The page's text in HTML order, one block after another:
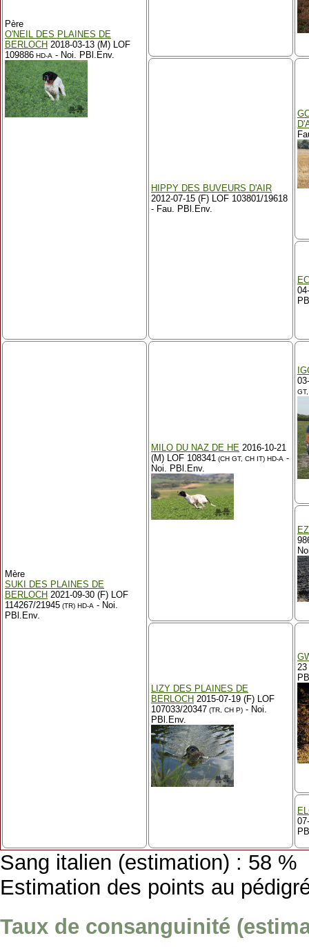
Père
O'NEIL DES PLAINES DE
BERLOCH 2018-03-13 (M) LOF
109886 HD-A - Noi. PBl.Env.
HIPPY DES BUVEURS D'AIR
2012-07-15 (F) LOF 103801/19618
- Fau. PBl.Env.
Mère
SUKI DES PLAINES DE
BERLOCH 2021-09-30 (F) LOF
114267/21945 (TR) HD-A - Noi.
PBl.Env.
MILO DU NAZ DE HE 2016-10-21
(M) LOF 108341 (CH GT, CH IT) HD-A -
Noi. PBl.Env.
LIZY DES PLAINES DE
BERLOCH 2015-07-19 (F) LOF
107033/20347 (TR, CH P) - Noi.
PBl.Env.
Sang italien (estimation) : 58 %
Estimation des points au
Taux de consanguinité